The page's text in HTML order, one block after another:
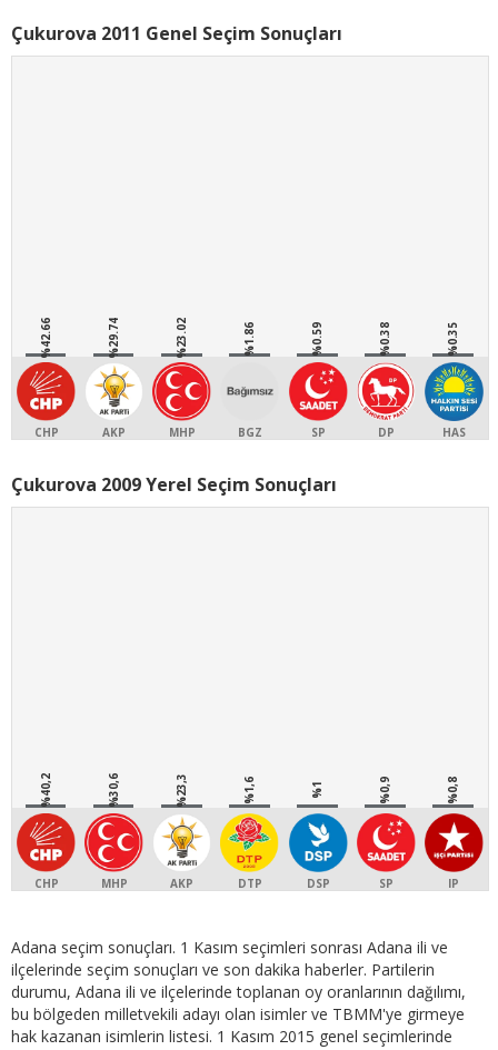
Çukurova 2011 Genel Seçim Sonuçları
%42.66
CHP
%29.74
AKP
%23.02
MHP
%1.86
BGZ
%0.59
SP
%0.38
DP
%0.35
HAS
Çukurova 2009 Yerel Seçim Sonuçları
%40,2
CHP
%30,6
MHP
%23,3
AKP
%1,6
DTP
%1
DSP
%0,9
SP
%0,8
IP
Adana seçim sonuçları. 1 Kasım seçimleri sonrası Adana ili ve
ilçelerinde seçim sonuçları ve son dakika haberler. Partilerin
durumu, Adana ili ve ilçelerinde toplanan oy oranlarının dağılımı,
bu bölgeden milletvekili adayı olan isimler ve TBMM'ye girmeye
hak kazanan isimlerin listesi. 1 Kasım 2015 genel seçimlerinde